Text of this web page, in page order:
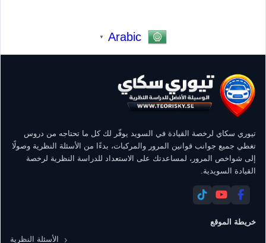
Arabic
▼
تيوري سكاي لرخصة القيادة في السويد يوفّر لك كل ما تحتاجه من دروس
تغطي جميع جوانب قوانين المرور والمركبات، بدءًا من الأسئلة النظرية وصولًا
إلى شواخص المرور، لمساعدتك على الاستعداد للدراسة النظرية لرخصة
القيادة السويدية.
خريطة الموقع
الأسئلة النظرية